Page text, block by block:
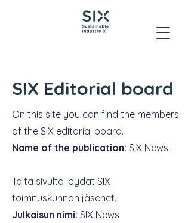
SIX Editorial board
On this site you can find the members
of the SIX editorial board.
Name of the publication: SIX News
Tältä sivulta löydät SIX
toimituskunnan jäsenet.
Julkaisun nimi: SIX News